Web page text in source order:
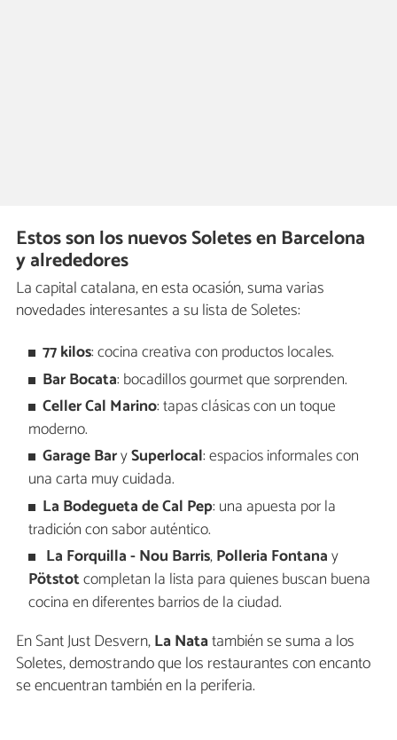
Estos son los nuevos Soletes en Barcelona
y alrededores
La capital catalana, en esta ocasión, suma varias
novedades interesantes a su lista de Soletes:
77 kilos: cocina creativa con productos locales.
Bar Bocata: bocadillos gourmet que sorprenden.
Celler Cal Marino: tapas clásicas con un toque
moderno.
Garage BarySuperlocal: espacios informales con
una carta muy cuidada.
La Bodegueta de Cal Pep: una apuesta por la
tradición con sabor auténtico.
La Forquilla - Nou Barris,Polleria Fontanay
Pötstotcompletan la lista para quienes buscan buena
cocina en diferentes barrios de la ciudad.
En Sant Just Desvern,La Natatambién se suma a los
Soletes, demostrando que los restaurantes con encanto
se encuentran también en la periferia.